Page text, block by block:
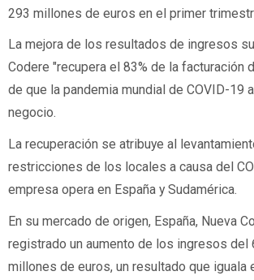
293 millones de euros en el primer
La mejora de los resultados de ingresos
Codere "recupera el 83% de la facturación
de que la pandemia mundial de COVID-19
negocio.
La recuperación se atribuye al
restricciones de los locales a causa del
empresa opera en España y Sudamérica.
En su mercado de origen, España, Nueva
registrado un aumento de los ingresos del
millones de euros, un resultado que iguala